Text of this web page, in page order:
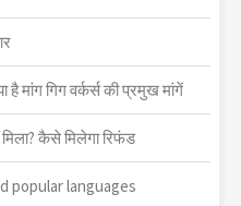
मांग गिग वर्कर्स की प्रमुख मांगें
कैसे मिलेगा रिफंड
popular languages